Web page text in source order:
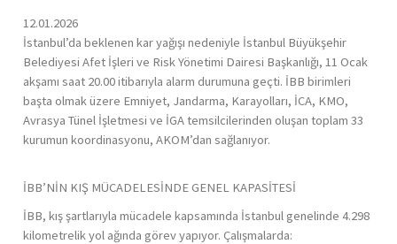
12.01.2026
İstanbul’da beklenen kar yağışı nedeniyle İstanbul Büyükşehir
Belediyesi Afet İşleri ve Risk Yönetimi Dairesi Başkanlığı, 11 Ocak
akşamı saat 20.00 itibarıyla alarm durumuna geçti. İBB birimleri
başta olmak üzere Emniyet, Jandarma, Karayolları, İCA, KMO,
Avrasya Tünel İşletmesi ve İGA temsilcilerinden oluşan toplam 33
kurumun koordinasyonu, AKOM’dan sağlanıyor.
İBB’NİN KIŞ MÜCADELESİNDE GENEL KAPASİTESİ
İBB, kış şartlarıyla mücadele kapsamında İstanbul genelinde 4.298
kilometrelik yol ağında görev yapıyor. Çalışmalarda: